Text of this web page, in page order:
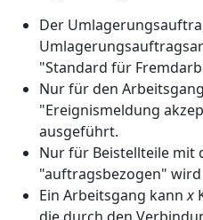
Der
"Standard für
Nur für den
"Ereignismeldung
ausgeführt.
Nur für Beistellteile mit
"auftragsbezogen"
Ein Arbeitsgang kannx
die durch den